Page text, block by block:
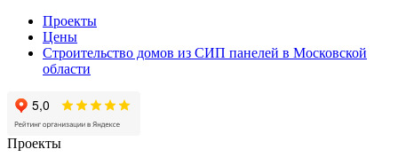
Проекты
Цены
Строительство домов из СИП панелей в Московской
области
Проекты